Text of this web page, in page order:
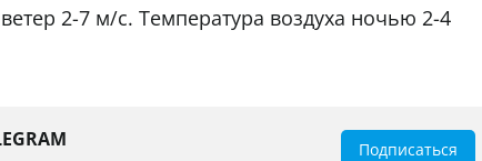
2-7 м/с. Температура воздуха ночью 2-4
Подписаться